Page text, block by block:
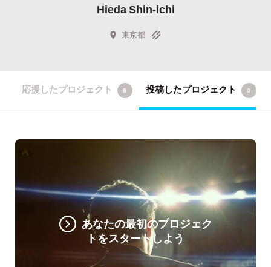
Hieda Shin-ichi
東京都
応援したプロジェクト 6 投稿したプロジェクト 0
あなたの最初のプロジェク
トをスタートしよう